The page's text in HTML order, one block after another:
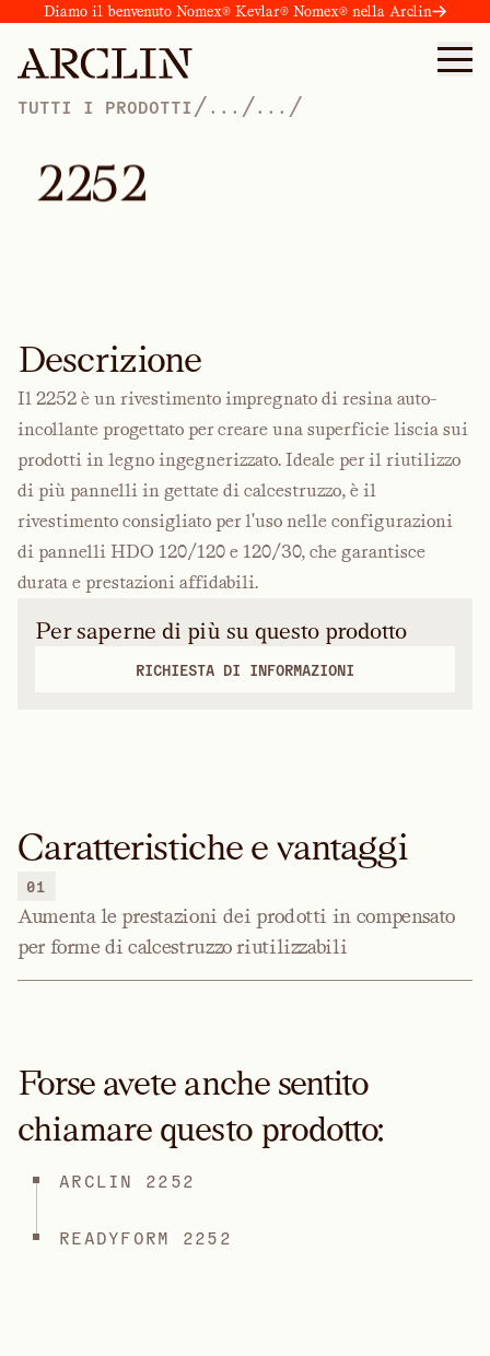
Diamo il benvenuto Nomex® Kevlar® Nomex® nella Arclin
TUTTI I PRODOTTI / ... /... /
2252
Descrizione
Il 2252 è un rivestimento impregnato di resina auto-
incollante progettato per creare una superficie liscia sui
prodotti in legno ingegnerizzato. Ideale per il riutilizzo
di più pannelli in gettate di calcestruzzo, è il
rivestimento consigliato per l'uso nelle configurazioni
di pannelli HDO 120/120 e 120/30, che garantisce
durata e prestazioni affidabili.
Per saperne di più su questo prodotto
RICHIESTA DI INFORMAZIONI
Caratteristiche e vantaggi
01
Aumenta le prestazioni dei prodotti in compensato
per forme di calcestruzzo riutilizzabili
Forse avete anche sentito
chiamare questo prodotto:
ARCLIN 2252
READYFORM 2252